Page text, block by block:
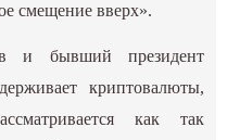
смещение вверх».
и бывший президент
криптовалюты,
как так